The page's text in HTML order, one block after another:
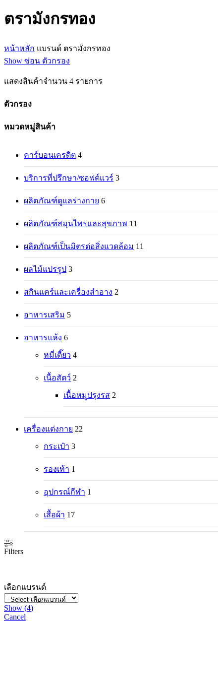
ตรามังกรทอง
หน้าหลัก แบรนด์ ตรามังกรทอง
Show ซ่อน ตัวกรอง
แสดงสินค้าจำนวน 4 รายการ
ตัวกรอง
Close
หมวดหมู่สินค้า
คาร์บอนเครดิต 4
บริการที่ปรึกษา/ซอฟต์แวร์ 3
ผลิตภัณฑ์ดูแลร่างกาย 6
ผลิตภัณฑ์สมุนไพรและสุขภาพ 11
ผลิตภัณฑ์เป็นมิตรต่อสิ่งแวดล้อม 11
ผลไม้แปรรูป 3
สกินแคร์และเครื่องสำอาง 2
อาหารเสริม 5
อาหารแห้ง 6
หมี่เตี๊ยว 4
เนื้อสัตว์ 2
เนื้อหมูปรุงรส 2
เครื่องแต่งกาย 22
กระเป๋า 3
รองเท้า 1
อุปกรณ์กีฬา 1
เสื้อผ้า 17
Filters
เลือกแบรนด์
Show (4)
Cancel